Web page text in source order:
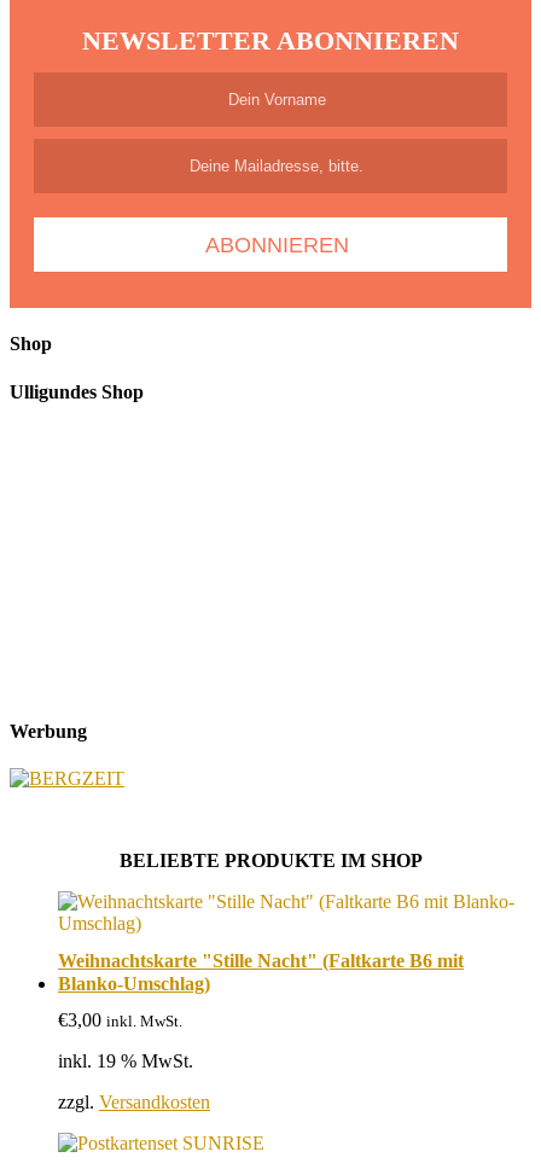
NEWSLETTER ABONNIEREN
Shop
Ulligundes Shop
Werbung
BELIEBTE PRODUKTE IM SHOP
Weihnachtskarte "Stille Nacht" (Faltkarte B6 mit
Blanko-Umschlag)
€3,00 inkl. MwSt.
inkl. 19 % MwSt.
zzgl. Versandkosten